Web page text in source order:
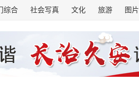
综合 社会写真 文化 旅游 图片